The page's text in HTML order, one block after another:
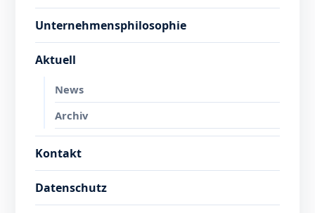
Unternehmensphilosophie
Aktuell
News
Archiv
Kontakt
Datenschutz